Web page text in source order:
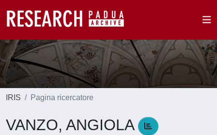
IRIS Pagina ricercatore
VANZO, ANGIOLA